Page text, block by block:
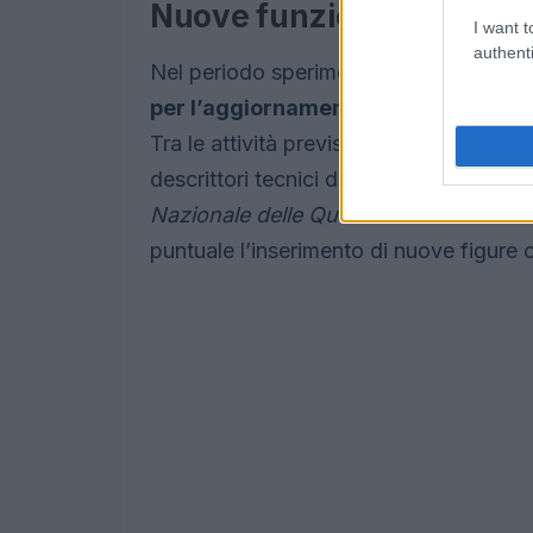
I want
Nuove funzioni affidate
Nel periodo sperimentale
per l’aggiornamento del Repertorio
Tra le attività previste figurano
descrittori tecnici dei profili
Nazionale delle Qualificazioni. Queste
puntuale l’inserimento di nuove figure